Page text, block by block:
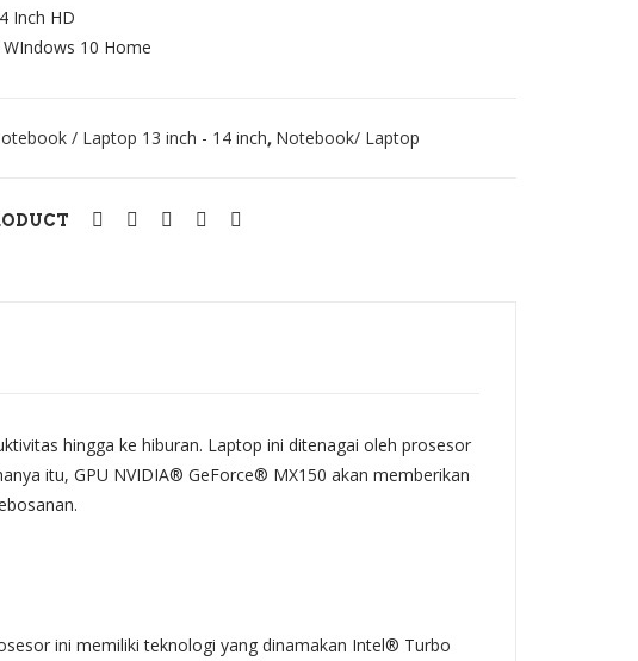
Inch HD
10 Home
/ Laptop 13 inch - 14 inch, Notebook/ Laptop
hingga ke hiburan. Laptop ini ditenagai oleh prosesor
itu, GPU NVIDIA® GeForce® MX150 akan memberikan
ini memiliki teknologi yang dinamakan Intel® Turbo